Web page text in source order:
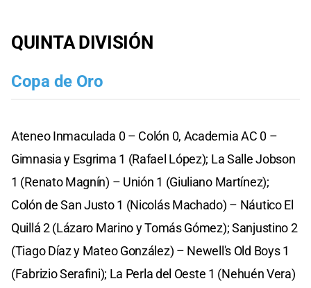
QUINTA DIVISIÓN
Copa de Oro
Ateneo Inmaculada 0 – Colón 0, Academia AC 0 –
Gimnasia y Esgrima 1 (Rafael López); La Salle Jobson
1 (Renato Magnín) – Unión 1 (Giuliano Martínez);
Colón de San Justo 1 (Nicolás Machado) – Náutico El
Quillá 2 (Lázaro Marino y Tomás Gómez); Sanjustino 2
(Tiago Díaz y Mateo González) – Newell's Old Boys 1
(Fabrizio Serafini); La Perla del Oeste 1 (Nehuén Vera)